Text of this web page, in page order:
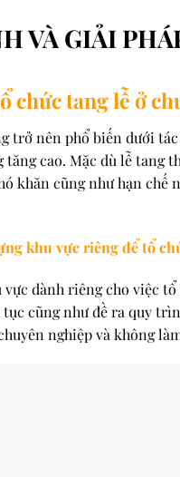
VÀ GIẢI
chức tang lễ ở
trở nên phổ biến dưới
tăng cao. Mặc dù lễ
khăn cũng như hạn
khu vực riêng để tổ
dành riêng cho việc
cũng như đề ra quy
nghiệp và không